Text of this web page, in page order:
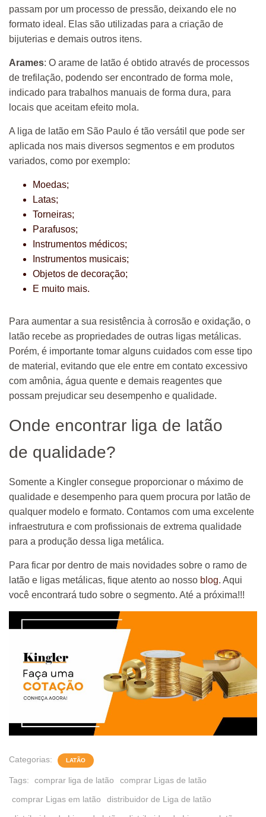
passam por um processo de pressão, deixando ele no
formato ideal. Elas são utilizadas para a criação de
bijuterias e demais outros itens.
Arames: O arame de latão é obtido através de processos
de trefilação, podendo ser encontrado de forma mole,
indicado para trabalhos manuais de forma dura, para
locais que aceitam efeito mola.
A liga de latão em São Paulo é tão versátil que pode ser
aplicada nos mais diversos segmentos e em produtos
variados, como por exemplo:
Moedas;
Latas;
Torneiras;
Parafusos;
Instrumentos médicos;
Instrumentos musicais;
Objetos de decoração;
E muito mais.
Para aumentar a sua resistência à corrosão e oxidação, o
latão recebe as propriedades de outras ligas metálicas.
Porém, é importante tomar alguns cuidados com esse tipo
de material, evitando que ele entre em contato excessivo
com amônia, água quente e demais reagentes que
possam prejudicar seu desempenho e qualidade.
Onde encontrar liga de latão
de qualidade?
Somente a Kingler consegue proporcionar o máximo de
qualidade e desempenho para quem procura por latão de
qualquer modelo e formato. Contamos com uma excelente
infraestrutura e com profissionais de extrema qualidade
para a produção dessa liga metálica.
Para ficar por dentro de mais novidades sobre o ramo de
latão e ligas metálicas, fique atento ao nosso blog. Aqui
você encontrará tudo sobre o segmento. Até a próxima!!!
Categorias: LATÃO
Tags: comprar liga de latão
comprar Ligas de latão
comprar Ligas em latão
distribuidor de Liga de latão